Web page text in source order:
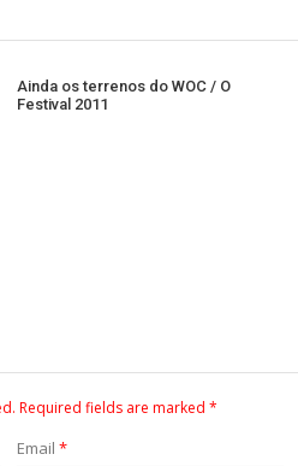
Ainda os terrenos do WOC / O
Festival 2011
Required fields are marked *
Email *